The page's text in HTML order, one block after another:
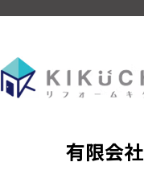
有限会社